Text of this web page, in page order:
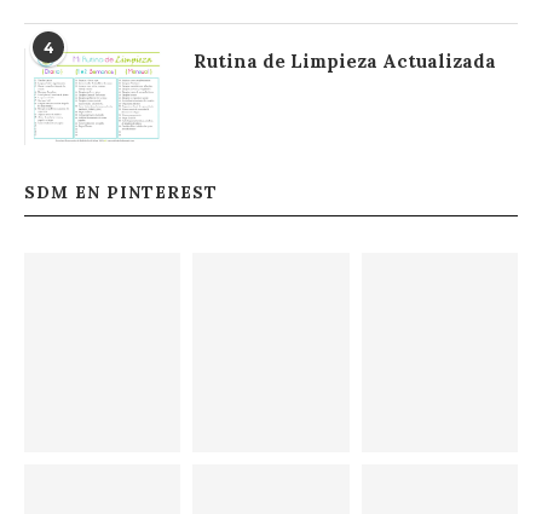
4
Rutina de Limpieza Actualizada
SDM EN PINTEREST